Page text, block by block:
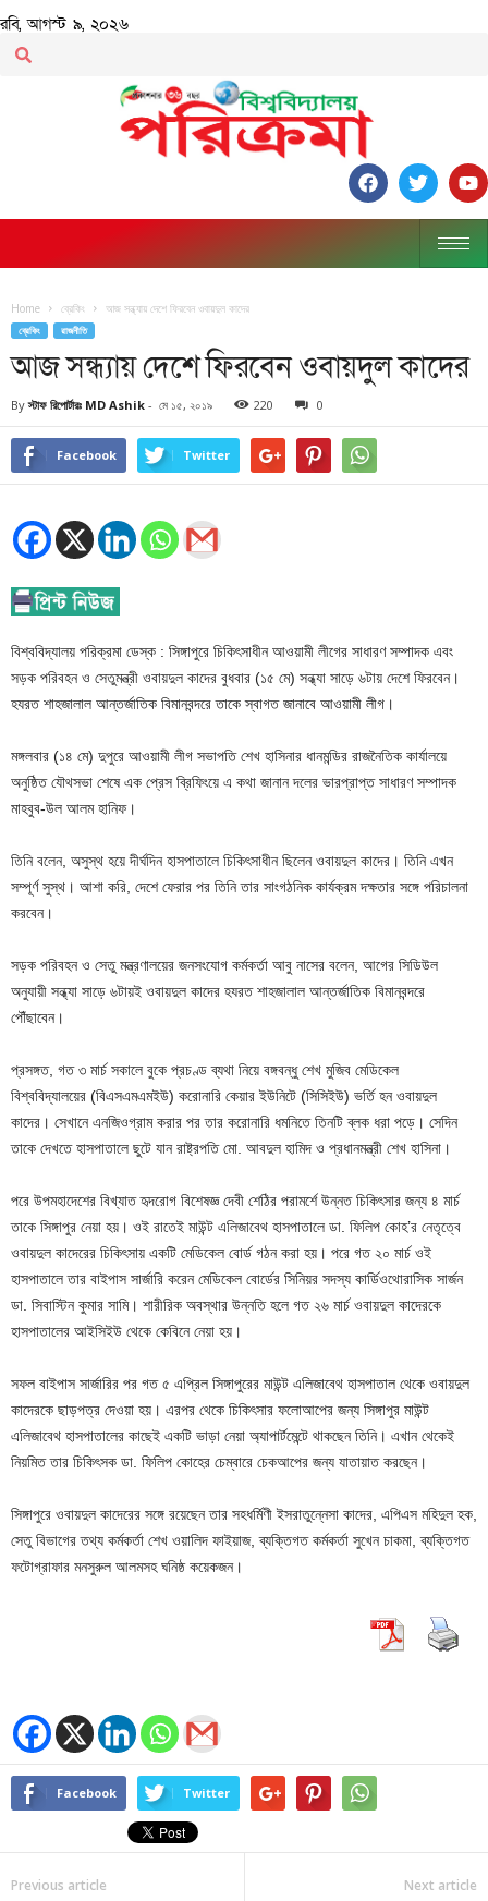
রবি, আগস্ট ৯, ২০২৬
Home ব্রেকিং আজ সন্ধ্যায় দেশে ফিরবেন ওবায়দুল কাদের
ব্রেকিং রাজনীতি
আজ সন্ধ্যায় দেশে ফিরবেন ওবায়দুল কাদের
By স্টাফ রিপোর্টারঃ MD Ashik - মে ১৫, ২০১৯ 220 0
Facebook Twitter
বিশ্ববিদ্যালয় পরিক্রমা ডেস্ক : সিঙ্গাপুরে চিকিৎসাধীন আওয়ামী লীগের সাধারণ সম্পাদক এবং
সড়ক পরিবহন ও সেতুমন্ত্রী ওবায়দুল কাদের বুধবার (১৫ মে) সন্ধ্যা সাড়ে ৬টায় দেশে ফিরবেন।
হযরত শাহজালাল আন্তর্জাতিক বিমানবন্দরে তাকে স্বাগত জানাবে আওয়ামী লীগ।
মঙ্গলবার (১৪ মে) দুপুরে আওয়ামী লীগ সভাপতি শেখ হাসিনার ধানমন্ডির রাজনৈতিক কার্যালয়ে
অনুষ্ঠিত যৌথসভা শেষে এক প্রেস ব্রিফিংয়ে এ কথা জানান দলের ভারপ্রাপ্ত সাধারণ সম্পাদক
মাহবুব-উল আলম হানিফ।
তিনি বলেন, অসুস্থ হয়ে দীর্ঘদিন হাসপাতালে চিকিৎসাধীন ছিলেন ওবায়দুল কাদের। তিনি এখন
সম্পূর্ণ সুস্থ। আশা করি, দেশে ফেরার পর তিনি তার সাংগঠনিক কার্যক্রম দক্ষতার সঙ্গে পরিচালনা
করবেন।
সড়ক পরিবহন ও সেতু মন্ত্রণালয়ের জনসংযোগ কর্মকর্তা আবু নাসের বলেন, আগের সিডিউল
অনুযায়ী সন্ধ্যা সাড়ে ৬টায়ই ওবায়দুল কাদের হযরত শাহজালাল আন্তর্জাতিক বিমানবন্দরে
পৌঁছাবেন।
প্রসঙ্গত, গত ৩ মার্চ সকালে বুকে প্রচণ্ড ব্যথা নিয়ে বঙ্গবন্ধু শেখ মুজিব মেডিকেল
বিশ্ববিদ্যালয়ের (বিএসএমএমইউ) করোনারি কেয়ার ইউনিটে (সিসিইউ) ভর্তি হন ওবায়দুল
কাদের। সেখানে এনজিওগ্রাম করার পর তার করোনারি ধমনিতে তিনটি ব্লক ধরা পড়ে। সেদিন
তাকে দেখতে হাসপাতালে ছুটে যান রাষ্ট্রপতি মো. আবদুল হামিদ ও প্রধানমন্ত্রী শেখ হাসিনা।
পরে উপমহাদেশের বিখ্যাত হৃদরোগ বিশেষজ্ঞ দেবী শেঠির পরামর্শে উন্নত চিকিৎসার জন্য ৪ মার্চ
তাকে সিঙ্গাপুর নেয়া হয়। ওই রাতেই মাউন্ট এলিজাবেথ হাসপাতালে ডা. ফিলিপ কোহ’র নেতৃত্বে
ওবায়দুল কাদেরের চিকিৎসায় একটি মেডিকেল বোর্ড গঠন করা হয়। পরে গত ২০ মার্চ ওই
হাসপাতালে তার বাইপাস সার্জারি করেন মেডিকেল বোর্ডের সিনিয়র সদস্য কার্ডিওথোরাসিক সার্জন
ডা. সিবাস্টিন কুমার সামি। শারীরিক অবস্থার উন্নতি হলে গত ২৬ মার্চ ওবায়দুল কাদেরকে
হাসপাতালের আইসিইউ থেকে কেবিনে নেয়া হয়।
সফল বাইপাস সার্জারির পর গত ৫ এপ্রিল সিঙ্গাপুরের মাউন্ট এলিজাবেথ হাসপাতাল থেকে ওবায়দুল
কাদেরকে ছাড়পত্র দেওয়া হয়। এরপর থেকে চিকিৎসার ফলোআপের জন্য সিঙ্গাপুর মাউন্ট
এলিজাবেথ হাসপাতালের কাছেই একটি ভাড়া নেয়া অ্যাপার্টমেন্টে থাকছেন তিনি। এখান থেকেই
নিয়মিত তার চিকিৎসক ডা. ফিলিপ কোহের চেম্বারে চেকআপের জন্য যাতায়াত করছেন।
সিঙ্গাপুরে ওবায়দুল কাদেরের সঙ্গে রয়েছেন তার সহধর্মিণী ইসরাতুন্নেসা কাদের, এপিএস মহিদুল হক,
সেতু বিভাগের তথ্য কর্মকর্তা শেখ ওয়ালিদ ফাইয়াজ, ব্যক্তিগত কর্মকর্তা সুখেন চাকমা, ব্যক্তিগত
ফটোগ্রাফার মনসুরুল আলমসহ ঘনিষ্ঠ কয়েকজন।
Facebook Twitter
Previous article Next article